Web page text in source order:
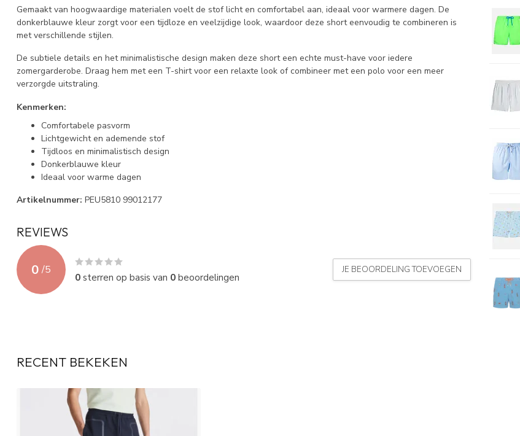
Gemaakt van hoogwaardige materialen voelt de stof licht en comfortabel aan, ideaal voor warmere dagen. De
donkerblauwe kleur zorgt voor een tijdloze en veelzijdige look, waardoor deze short eenvoudig te combineren is
met verschillende stijlen.
De subtiele details en het minimalistische design maken deze short een echte must-have voor iedere
zomergarderobe. Draag hem met een T-shirt voor een relaxte look of combineer met een polo voor een meer
verzorgde uitstraling.
Kenmerken:
Comfortabele pasvorm
Lichtgewicht en ademende stof
Tijdloos en minimalistisch design
Donkerblauwe kleur
Ideaal voor warme dagen
Artikelnummer: PEU5810 99012177
REVIEWS
0 /5
0sterren op basis van 0beoordelingen
JE BEOORDELING TOEVOEGEN
RECENT BEKEKEN